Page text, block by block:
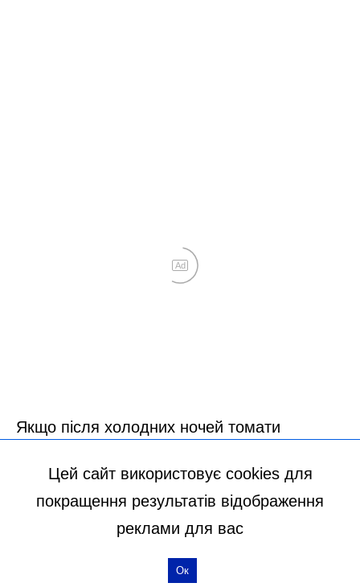
Цей сайт використовує cookies для
покращення результатів відображення
реклами для вас
Ок